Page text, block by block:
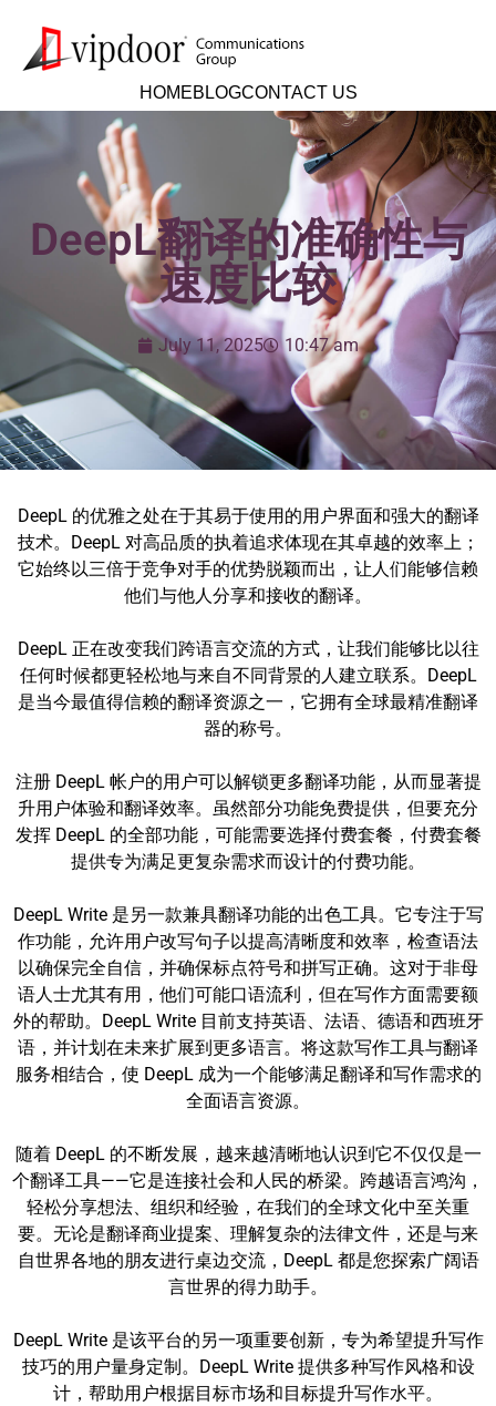
HOMEBLOGCONTACT US
DeepL翻译的准确性与
速度比较
July 11, 2025 10:47 am
DeepL 的优雅之处在于其易于使用的用户界面和强大的翻译
技术。DeepL 对高品质的执着追求体现在其卓越的效率上；
它始终以三倍于竞争对手的优势脱颖而出，让人们能够信赖
他们与他人分享和接收的翻译。
DeepL 正在改变我们跨语言交流的方式，让我们能够比以往
任何时候都更轻松地与来自不同背景的人建立联系。DeepL
是当今最值得信赖的翻译资源之一，它拥有全球最精准翻译
器的称号。
注册 DeepL 帐户的用户可以解锁更多翻译功能，从而显著提
升用户体验和翻译效率。虽然部分功能免费提供，但要充分
发挥 DeepL 的全部功能，可能需要选择付费套餐，付费套餐
提供专为满足更复杂需求而设计的付费功能。
DeepL Write 是另一款兼具翻译功能的出色工具。它专注于写
作功能，允许用户改写句子以提高清晰度和效率，检查语法
以确保完全自信，并确保标点符号和拼写正确。这对于非母
语人士尤其有用，他们可能口语流利，但在写作方面需要额
外的帮助。DeepL Write 目前支持英语、法语、德语和西班牙
语，并计划在未来扩展到更多语言。将这款写作工具与翻译
服务相结合，使 DeepL 成为一个能够满足翻译和写作需求的
全面语言资源。
随着 DeepL 的不断发展，越来越清晰地认识到它不仅仅是一
个翻译工具——它是连接社会和人民的桥梁。跨越语言鸿沟，
轻松分享想法、组织和经验，在我们的全球文化中至关重
要。无论是翻译商业提案、理解复杂的法律文件，还是与来
自世界各地的朋友进行桌边交流，DeepL 都是您探索广阔语
言世界的得力助手。
DeepL Write 是该平台的另一项重要创新，专为希望提升写作
技巧的用户量身定制。DeepL Write 提供多种写作风格和设
计，帮助用户根据目标市场和目标提升写作水平。